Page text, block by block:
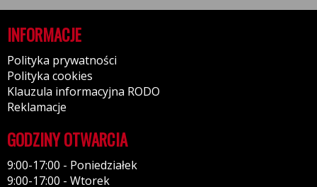
INFORMACJE
Polityka prywatności
Polityka cookies
Klauzula informacyjna RODO
Reklamacje
GODZINY OTWARCIA
9:00-17:00 - Poniedziałek
9:00-17:00 - Wtorek